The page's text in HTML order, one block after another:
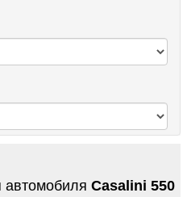
Casalini 550